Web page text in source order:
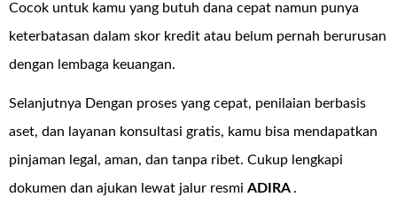
Cocok untuk kamu yang butuh dana cepat namun punya
keterbatasan dalam skor kredit atau belum pernah berurusan
dengan lembaga keuangan.
Selanjutnya Dengan proses yang cepat, penilaian berbasis
aset, dan layanan konsultasi gratis, kamu bisa mendapatkan
pinjaman legal, aman, dan tanpa ribet. Cukup lengkapi
dokumen dan ajukan lewat jalur resmi ADIRA .